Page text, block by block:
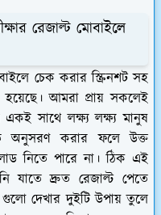
রেজাল্ট মোবাইলে
চেক করার স্ক্রিনশট সহ
আমরা প্রায় সকলেই
একই সাথে লক্ষ্য লক্ষ্য মানুষ
অনুসরণ করার ফলে উক্ত
নিতে পারে না। ঠিক এই
যাতে দ্রুত রেজাল্ট পেতে
দেখার দুইটি উপায় তুলে